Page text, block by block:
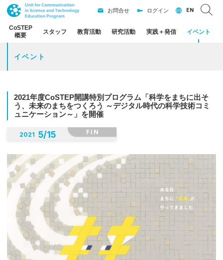
CoSTEP
概要
スタッフ 教育活動 研究活動 実践＋発信 イベント
お問合せ ログイン EN
イベント
2021年度CoSTEP開講特別 プログラム 「科学を まちに出そ
う、 未来のまちをつくろう ～デジタル時代の科学技術コミ
ュニケーション～」を開催
FIN
2021 5/15